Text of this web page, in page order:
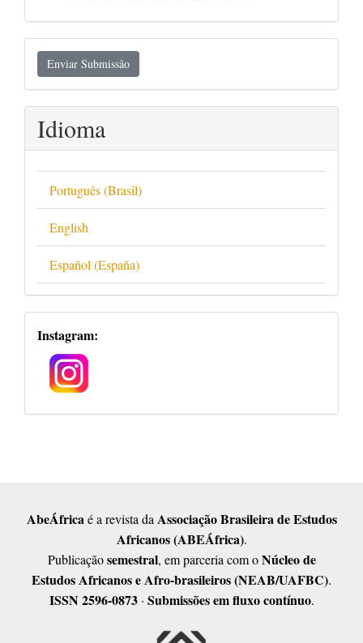
Enviar
Submissão
Enviar Submissão
Idioma
Português (Brasil)
English
Español (España)
Redes
Sociais
Instagram:
AbeÁfrica é a revista da Associação Brasileira de Estudos
Africanos (ABEÁfrica).
Publicaçãosemestral, em parceria com oNúcleo de
Estudos Africanos e Afro-brasileiros (NEAB/UAFBC).
ISSN 2596-0873· Submissões em fluxo contínuo.